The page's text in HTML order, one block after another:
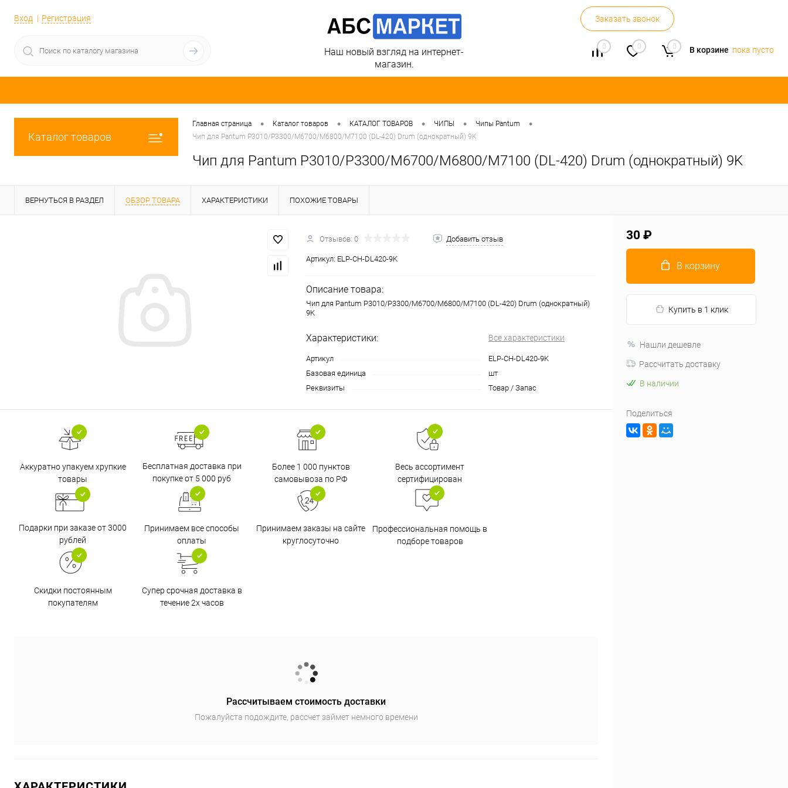
Вход Регистрация Заказать звонок
0 0 0 В корзине пока пусто
Наш новый взгляд на интернет-
магазин.
Каталог товаров
Главная страница • Каталог товаров • КАТАЛОГ ТОВАРОВ • ЧИПЫ • Чипы Pantum •
Чип для Pantum P3010/P3300/M6700/M6800/M7100 (DL-420) Drum (однократный) 9K
Чип для Pantum P3010/P3300/M6700/M6800/M7100 (DL-420) Drum (однократный) 9K
ВЕРНУТЬСЯ В РАЗДЕЛ ОБЗОР ТОВАРА ХАРАКТЕРИСТИКИ ПОХОЖИЕ ТОВАРЫ
Отзывов: 0 Добавить отзыв
Артикул: ELP-CH-DL420-9K
Описание товара:
Чип для Pantum P3010/P3300/M6700/M6800/M7100 (DL-420) Drum (однократный)
9K
Характеристики: Все характеристики
Артикул
ELP-CH-DL420-9K
Базовая единица
шт
Реквизиты
Товар / Запас
Аккуратно упакуем хрупкие
товары
Бесплатная доставка при
покупке от 5 000 руб
Более 1 000 пунктов
самовывоза по РФ
Весь ассортимент
сертифицирован
Подарки при заказе от 3000
рублей
Принимаем все способы
оплаты
Принимаем заказы на сайте
круглосуточно
Профессиональная помощь в
подборе товаров
Скидки постоянным
покупателям
Супер срочная доставка в
течение 2х часов
Рассчитываем стоимость доставки
Пожалуйста подождите, рассчет займет немного времени
30 ₽
В корзину
Купить в 1 клик
Нашли дешевле
Рассчитать доставку
В наличии
Поделиться